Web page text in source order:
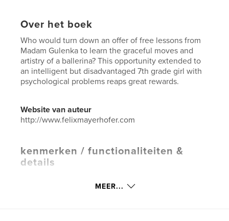
Over het boek
Who would turn down an offer of free lessons from
Madam Gulenka to learn the graceful moves and
artistry of a ballerina? This opportunity extended to
an intelligent but disadvantaged 7th grade girl with
psychological problems reaps great rewards.
Website van auteur
http://www.felixmayerhofer.com
kenmerken / functionaliteiten &
details
MEER...